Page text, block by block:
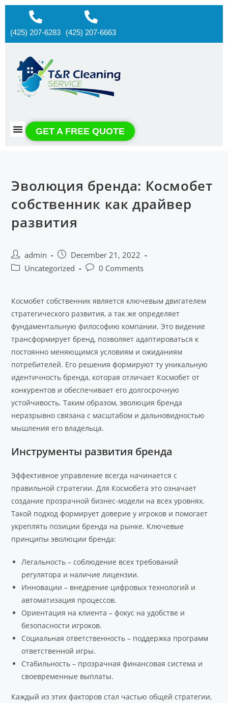
(425) 207-6283 (425) 207-6663
GET A FREE QUOTE
Эволюция бренда: Космобет
собственник как драйвер
развития
admin
December 21, 2022
Uncategorized
0 Comments
Космобет собственник является ключевым двигателем
стратегического развития, а так же определяет
фундаментальную философию компании. Это видение
трансформирует бренд, позволяет адаптироваться к
постоянно меняющимся условиям и ожиданиям
потребителей. Его решения формируют ту уникальную
идентичность бренда, которая отличает Космобет от
конкурентов и обеспечивает его долгосрочную
устойчивость. Таким образом, эволюция бренда
неразрывно связана с масштабом и дальновидностью
мышления его владельца.
Инструменты развития бренда
Эффективное управление всегда начинается с
правильной стратегии. Для Космобета это означает
создание прозрачной бизнес-модели на всех уровнях.
Такой подход формирует доверие у игроков и помогает
укреплять позиции бренда на рынке. Ключевые
принципы эволюции бренда:
Легальность – соблюдение всех требований
регулятора и наличие лицензии.
Инновации – внедрение цифровых технологий и
автоматизация процессов.
Ориентация на клиента – фокус на удобстве и
безопасности игроков.
Социальная ответственность – поддержка программ
ответственной игры.
Стабильность – прозрачная финансовая система и
своевременные выплаты.
Каждый из этих факторов стал частью общей стратегии,